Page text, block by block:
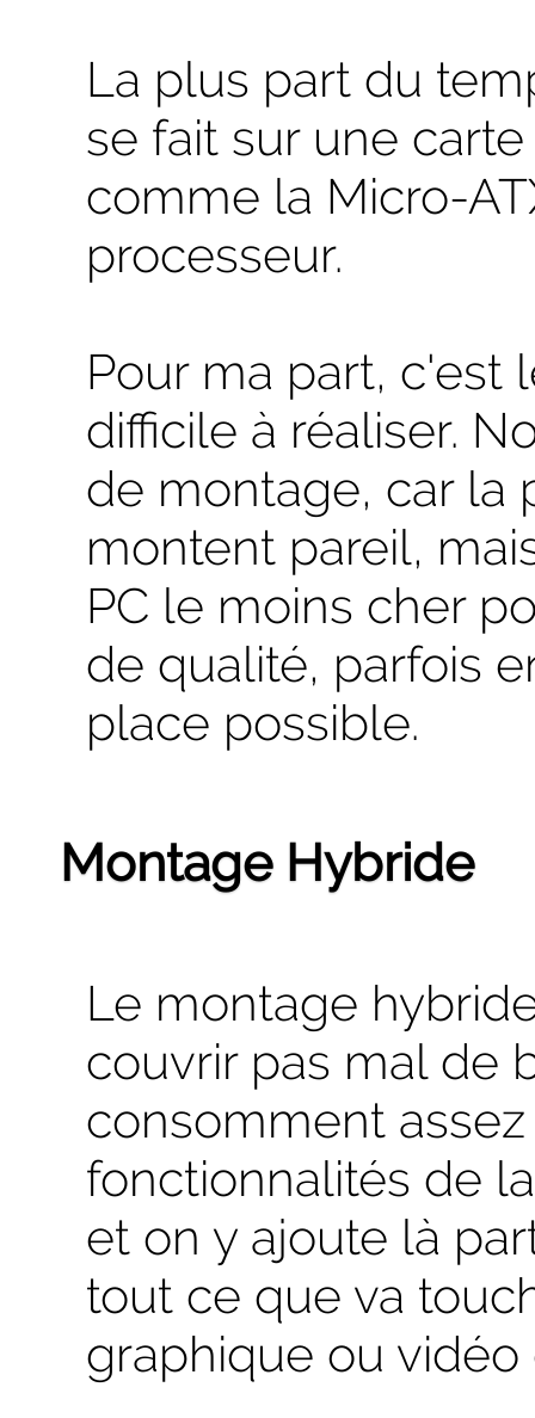
La plus part du
se fait sur une
comme la Micro-
processeur.
Pour ma part, c'est
difficile à réaliser.
de montage, car la
montent pareil,
PC le moins cher
de qualité, parfois
place possible.
Montage Hybride
Le montage
couvrir pas mal de
consomment
fonctionnalités de
et on y ajoute là
tout ce que va
graphique ou vidéo